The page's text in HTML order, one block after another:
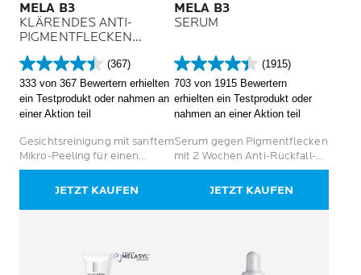
MELA B3
KLÄRENDES ANTI-
PIGMENTFLECKEN
MIKRO-PEELING
REINIGUNGSGEL
(367)
4.5
von
5
Sternen.
Bewertungen
333 von 367 Bewertern erhielten
ein Testprodukt oder nahmen an
einer Aktion teil
Gesichtsreinigung mit sanftem
Mikro-Peeling für einen
ebenmäßigeren Teint bei
Pigmentflecken
JETZT KAUFEN
MELA B3
SERUM
(1915)
4.4
von
5
Sternen.
Bewertungen
703 von 1915 Bewertern
erhielten ein Testprodukt oder
nahmen an einer Aktion teil
Serum gegen Pigmentflecken
mit 2 Wochen Anti-Rückfall-
Wirkung
JETZT KAUFEN